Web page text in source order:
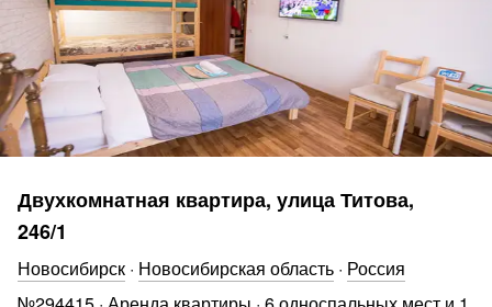
Двухкомнатная квартира, улица Титова,
246/1
Новосибирск · Новосибирская область · Россия